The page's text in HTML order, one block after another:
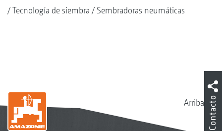
Tecnología de siembra
Sembradoras neumáticas
Arriba Contacto